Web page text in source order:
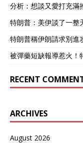
分析：想談又愛打充
特朗普：美伊談了一整
特朗普稱伊朗請求別進
被彈藥短缺報導惹火！
RECENT
ARCHIVES
August 2026